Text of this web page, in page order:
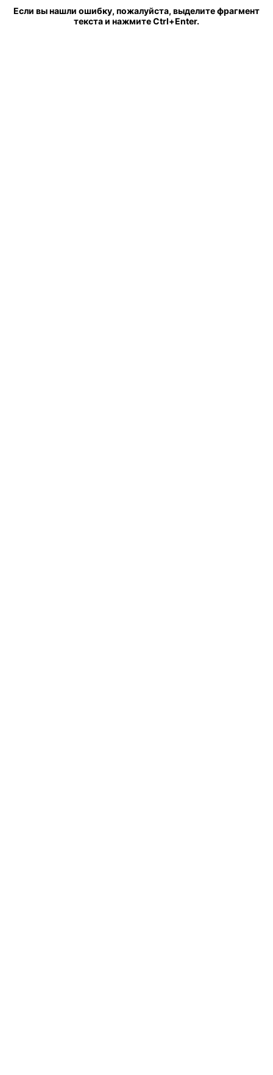
Если вы нашли ошибку, пожалуйста, выделите фрагмент
текста и нажмите Ctrl+Enter.